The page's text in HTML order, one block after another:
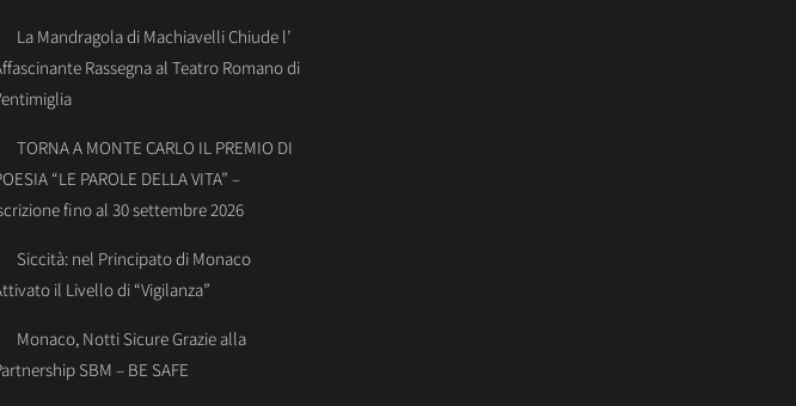
La Mandragola di Machiavelli Chiude l’
Rassegna al Teatro Romano di
TORNA A MONTE CARLO IL PREMIO DI
“LE PAROLE DELLA VITA” –
fino al 30 settembre 2026
Siccità: nel Principato di Monaco
il Livello di “Vigilanza”
Monaco, Notti Sicure Grazie alla
SBM – BE SAFE